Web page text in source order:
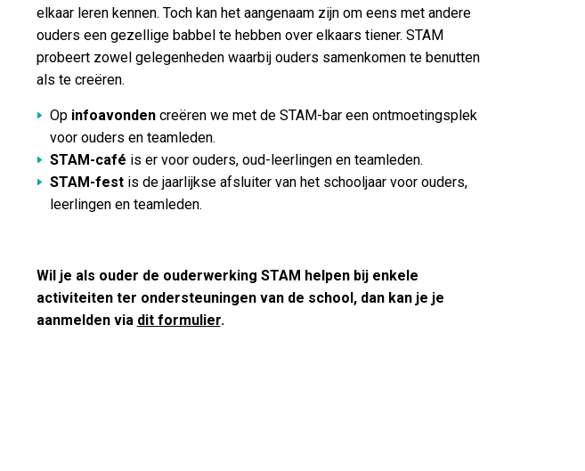
elkaar leren kennen. Toch kan het aangenaam zijn om eens met andere
ouders een gezellige babbel te hebben over elkaars tiener. STAM
probeert zowel gelegenheden waarbij ouders samenkomen te benutten
als te creëren.
Op infoavonden creëren we met de STAM-bar een ontmoetingsplek
voor ouders en teamleden.
STAM-café is er voor ouders, oud-leerlingen en teamleden.
STAM-fest is de jaarlijkse afsluiter van het schooljaar voor ouders,
leerlingen en teamleden.
Wil je als ouder de ouderwerking STAM helpen bij enkele
activiteiten ter ondersteuningen van de school, dan kan je je
aanmelden via dit formulier.